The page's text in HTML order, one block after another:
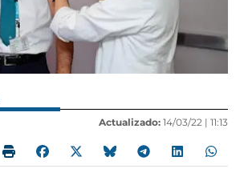
Actualizado: 14/03/22 | 11:13